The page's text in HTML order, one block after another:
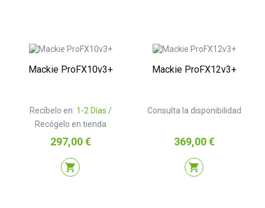
Mackie ProFX10v3+
Recíbelo en: 1-2 Días /
Recógelo en tienda
Precio
297,00 €
shopping_cart
Mackie ProFX12v3+
Consulta la disponibilidad
Precio
369,00 €
shopping_cart